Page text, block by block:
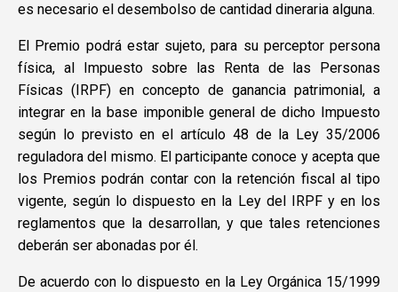
es necesario el desembolso de cantidad dineraria alguna.
El Premio podrá estar sujeto, para su perceptor persona
física, al Impuesto sobre las Renta de las Personas
Físicas (IRPF) en concepto de ganancia patrimonial, a
integrar en la base imponible general de dicho Impuesto
según lo previsto en el artículo 48 de la Ley 35/2006
reguladora del mismo. El participante conoce y acepta que
los Premios podrán contar con la retención fiscal al tipo
vigente, según lo dispuesto en la Ley del IRPF y en los
reglamentos que la desarrollan, y que tales retenciones
deberán ser abonadas por él.
De acuerdo con lo dispuesto en la Ley Orgánica 15/1999